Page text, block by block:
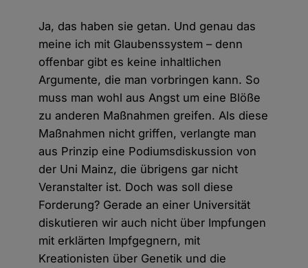
Ja, das haben sie getan. Und genau das
meine ich mit Glaubenssystem – denn
offenbar gibt es keine inhaltlichen
Argumente, die man vorbringen kann. So
muss man wohl aus Angst um eine Blöße
zu anderen Maßnahmen greifen. Als diese
Maßnahmen nicht griffen, verlangte man
aus Prinzip eine Podiumsdiskussion von
der Uni Mainz, die übrigens gar nicht
Veranstalter ist. Doch was soll diese
Forderung? Gerade an einer Universität
diskutieren wir auch nicht über Impfungen
mit erklärten Impfgegnern, mit
Kreationisten über Genetik und die